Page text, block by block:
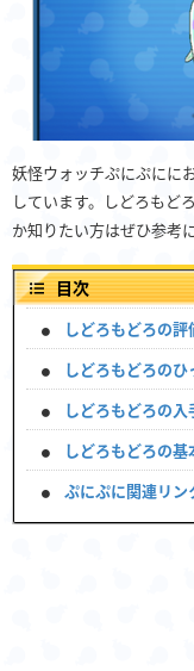
妖怪ウォッチぷにぷにに
しています。しどろもど
か知りたい方はぜひ参考
目次
しどろもどろの評
しどろもどろのひ
しどろもどろの入
しどろもどろの基
ぷにぷに関連リン